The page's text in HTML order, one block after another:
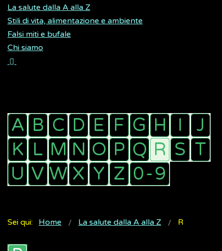
La salute dalla A alla Z
Stili di vita, alimentazione e ambiente
Falsi miti e bufale
Chi siamo
Sei qui: Home La salute dalla A alla Z R